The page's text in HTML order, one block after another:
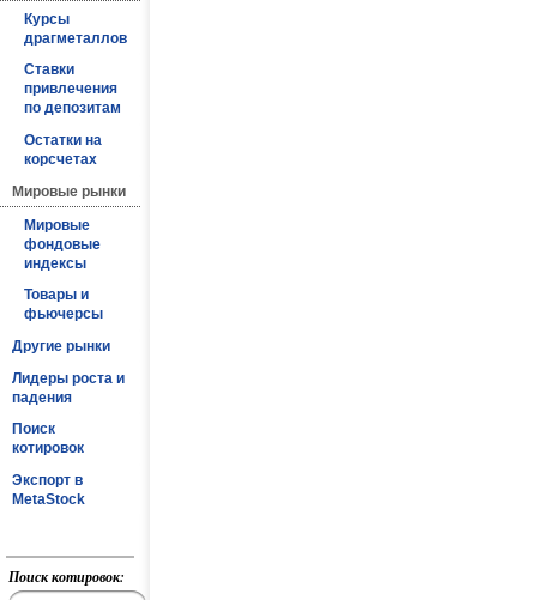
Курсы
драгметаллов
Ставки
привлечения
по депозитам
Остатки на
корсчетах
Мировые рынки
Мировые
фондовые
индексы
Товары и
фьючерсы
Другие рынки
Лидеры роста и
падения
Поиск
котировок
Экспорт в
MetaStock
Поиск котировок: